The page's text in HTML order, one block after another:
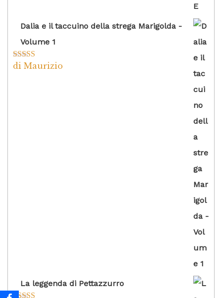
Dalia e il taccuino della strega Marigolda -
Volume 1
Valutato4
di Maurizio
La leggenda di Pettazzurro